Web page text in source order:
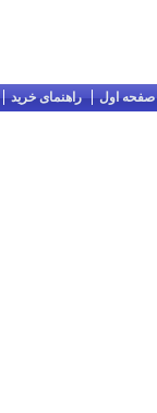
صفحه اول راهنمای خرید